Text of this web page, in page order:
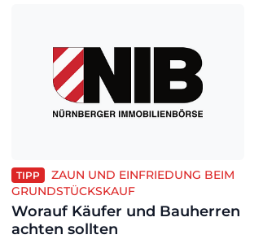
TIPP
ZAUN UND EINFRIEDUNG BEIM
GRUNDSTÜCKSKAUF
Worauf Käufer und Bauherren
achten sollten